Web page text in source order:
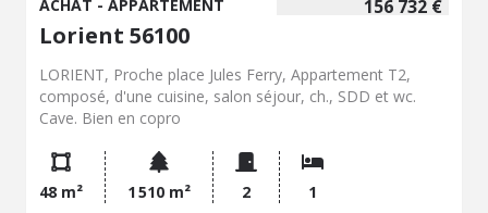
156 732 €
ACHAT - APPARTEMENT
Lorient 56100
LORIENT, Proche place Jules Ferry, Appartement T2,
composé, d'une cuisine, salon séjour, ch., SDD et wc.
Cave. Bien en copro
48 m² 1 510 m² 2 1